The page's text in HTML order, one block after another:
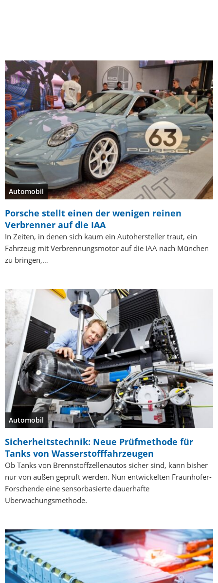
Automobil
Porsche stellt einen der wenigen reinen
Verbrenner auf die IAA
In Zeiten, in denen sich kaum ein Autohersteller traut, ein
Fahrzeug mit Verbrennungsmotor auf die IAA nach München
zu bringen,…
Automobil
Sicherheitstechnik: Neue Prüfmethode für
Tanks von Wasserstofffahrzeugen
Ob Tanks von Brennstoffzellenautos sicher sind, kann bisher
nur von außen geprüft werden. Nun entwickelten Fraunhofer-
Forschende eine sensorbasierte dauerhafte
Überwachungsmethode.